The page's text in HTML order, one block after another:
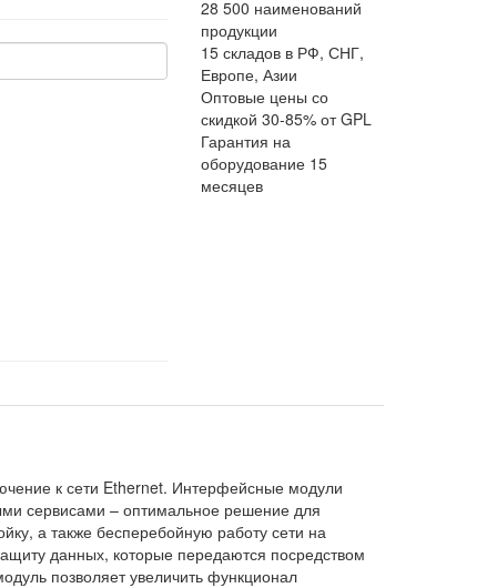
28 500 наименований
продукции
15 складов в РФ, СНГ,
Европе, Азии
Оптовые цены со
скидкой 30-85% от GPL
Гарантия на
оборудование 15
месяцев
к сети Ethernet. Интерфейсные модули
сервисами – оптимальное решение для
а также бесперебойную работу сети на
данных, которые передаются посредством
позволяет увеличить функционал